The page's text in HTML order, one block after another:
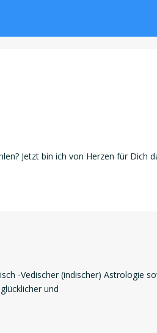
Jetzt bin ich von Herzen für Dich
-Vedischer (indischer) Astrologie
und